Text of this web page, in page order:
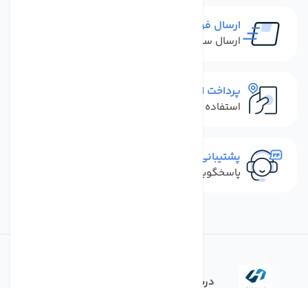
ارسال فوری
ارسال سفارش در کمترین زمان ممکن
پرداخت امن
استفاده از روش‌های پرداخت امن
پشتیبانی سریع
پاسخگویی سریع به تماس‌ها و پیام‌ها
درباره فروشگاه